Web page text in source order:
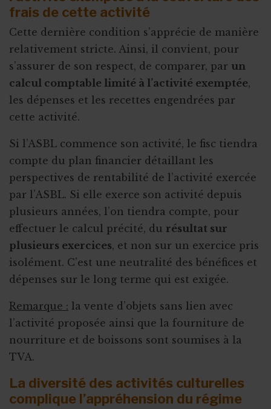
frais de cette activité
Cette dernière condition s’apprécie de manière
relativement stricte. Ainsi, il convient, pour
s’assurer de son respect, de comparer, par un
calcul comptable limité à l’activité exemptée,
les dépenses et les recettes engendrées par
cette activité.
Si l’ASBL commence son activité, le fisc tiendra
compte du plan financier détaillant les
perspectives de rentabilité de l’activité exercée
par l’ASBL. Si elle exerce son activité depuis
plusieurs années, l’on tiendra compte, pour
effectuer le calcul précité, du résultat sur
plusieurs exercices, et non sur un exercice pris
isolément. C’est une neutralité des bénéfices et
dépenses sur le long terme qui est exigée.
Remarque : la vente d’objets sans lien avec
l’activité proposée ainsi que la fourniture de
nourriture et de boissons sont soumises à la
TVA.
La diversité des activités culturelles
complique l’appréhension du régime